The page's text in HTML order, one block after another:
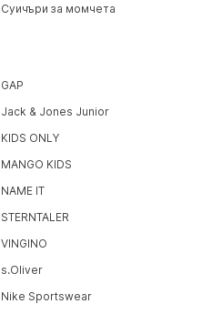
Суичъри за момчета
GAP
Jack & Jones Junior
KIDS ONLY
MANGO KIDS
NAME IT
STERNTALER
VINGINO
s.Oliver
Nike Sportswear